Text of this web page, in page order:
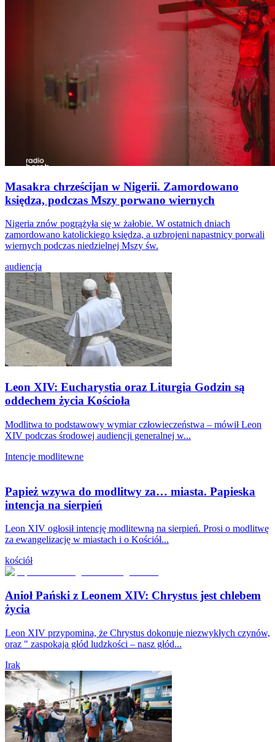
Masakra chrześcijan w Nigerii. Zamordowano
księdza, podczas Mszy porwano wiernych
Nigeria znów pogrążyła się w żałobie. W ostatnich dniach
zamordowano katolickiego księdza, a uzbrojeni napastnicy porwali
wiernych podczas niedzielnej Mszy św.
audiencja
Leon XIV: Eucharystia oraz Liturgia Godzin są
oddechem życia Kościoła
Modlitwa to podstawowy wymiar człowieczeństwa – mówił Leon
XIV podczas środowej audiencji generalnej w...
Intencje modlitewne
Papież wzywa do modlitwy za… miasta. Papieska
intencja na sierpień
Leon XIV ogłosił intencję modlitewną na sierpień. Prosi o modlitwę
za ewangelizację w miastach i o Kościół...
kościół
Anioł Pański z Leonem XIV: Chrystus jest chlebem
życia
Leon XIV przypomina, że Chrystus dokonuje niezwykłych czynów,
oraz " zaspokaja głód ludzkości – nasz głód...
Irak